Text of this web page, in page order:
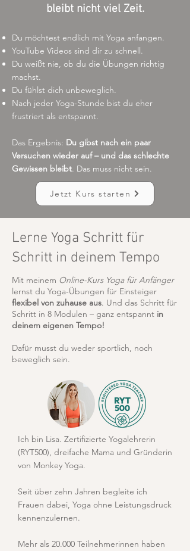
bleibt nicht viel Zeit.
Du möchtest endlich mit Yoga anfangen.
YouTube Videos sind dir zu schnell.
Du weißt nie, ob du die Übungen richtig
machst.
Du fühlst dich unbeweglich.
Nach jeder Yoga-Stunde bist du eher
frustriert als entspannt.
Das Ergebnis: Du gibst nach ein paar
Versuchen wieder auf – und das schlechte
Gewissen bleibt. Das muss nicht sein.
Jetzt Kurs starten
Lerne Yoga Schritt für
Schritt in deinem Tempo
Mit meinem Online-Kurs Yoga für Anfänger
lernst du Yoga-Übungen für Einsteiger
flexibel von zuhause aus. Und das Schritt für
Schritt in 8 Modulen – ganz entspannt in
deinem eigenen Tempo!
Dafür musst du weder sportlich, noch
beweglich sein.
Ich bin Lisa. Zertifizierte Yogalehrerin
(RYT500), dreifache Mama und Gründerin
von Monkey Yoga.
Seit über zehn Jahren begleite ich
Frauen dabei, Yoga ohne Leistungsdruck
kennenzulernen.
Mehr als 20.000 Teilnehmerinnen haben